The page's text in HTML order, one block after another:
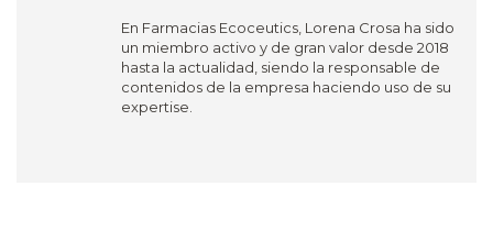
En Farmacias Ecoceutics, Lorena Crosa ha sido
un miembro activo y de gran valor desde 2018
hasta la actualidad, siendo la responsable de
contenidos de la empresa haciendo uso de su
expertise.